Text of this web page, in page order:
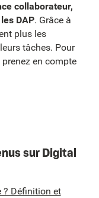
collaborateur,
DAP. Grâce à
plus les
tâches. Pour
en compte
sur Digital
? Définition et